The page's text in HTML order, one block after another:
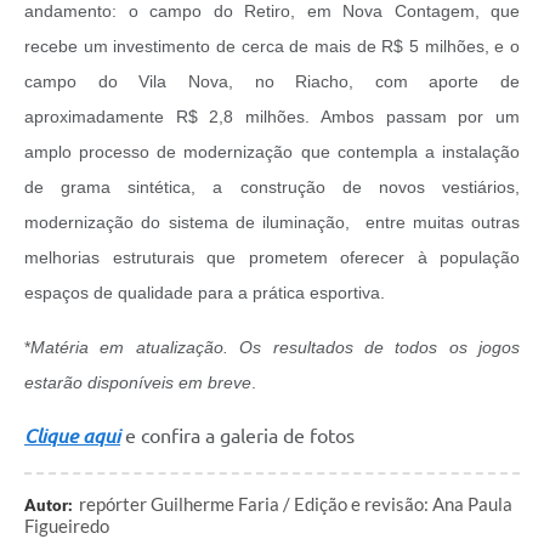
andamento: o campo do Retiro, em Nova Contagem, que
recebe um investimento de cerca de mais de R$ 5 milhões, e o
campo do Vila Nova, no Riacho, com aporte de
aproximadamente R$ 2,8 milhões. Ambos passam por um
amplo processo de modernização que contempla a instalação
de grama sintética, a construção de novos vestiários,
modernização do sistema de iluminação, entre muitas outras
melhorias estruturais que prometem oferecer à população
espaços de qualidade para a prática esportiva.
*Matéria em atualização. Os resultados de todos os jogos
estarão disponíveis em breve
Clique aqui e confira a galeria de fotos
Autor: repórter Guilherme Faria / Edição e revisão: Ana Paula
Figueiredo